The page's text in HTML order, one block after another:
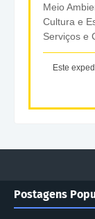
Meio
Cultura e
Serviços e
Este
Postagens